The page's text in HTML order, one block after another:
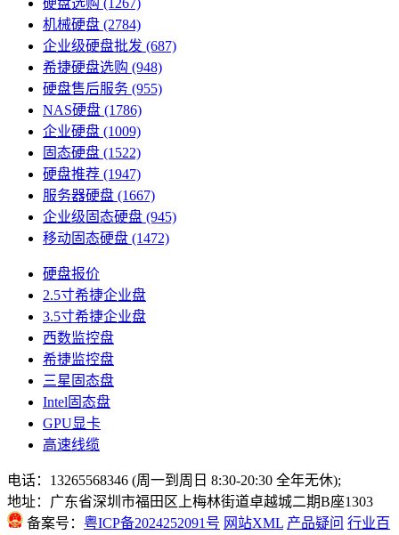
机械硬盘 (2784)
企业级硬盘批发 (687)
希捷硬盘选购 (948)
硬盘售后服务 (955)
NAS硬盘 (1786)
企业硬盘 (1009)
固态硬盘 (1522)
硬盘推荐 (1947)
服务器硬盘 (1667)
企业级固态硬盘 (945)
移动固态硬盘 (1472)
硬盘报价
2.5寸希捷企业盘
3.5寸希捷企业盘
西数监控盘
希捷监控盘
三星固态盘
Intel固态盘
GPU显卡
高速线缆
电话：13265568346 (周一到周日 8:30-20:30 全年无休);
地址：广东省深圳市福田区上梅林街道卓越城二期B座1303
备案号： 粤ICP备2024252091号 网站XML 产品疑问 行业百